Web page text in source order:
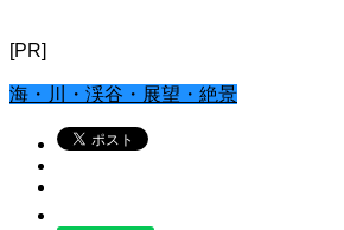
[PR]
海・川・渓谷・展望・絶景